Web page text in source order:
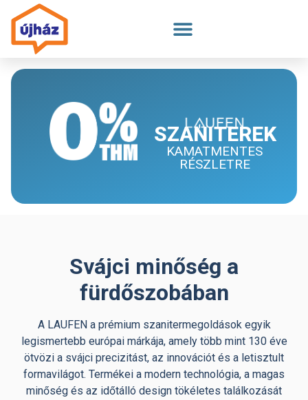
SZANITEREK
KAMATMENTES
RÉSZLETRE
Svájci minőség a
fürdőszobában
A LAUFEN a prémium szanitermegoldások egyik
legismertebb európai márkája, amely több mint 130 éve
ötvözi a svájci precizitást, az innovációt és a letisztult
formavilágot. Termékei a modern technológia, a magas
minőség és az időtálló design tökéletes találkozását